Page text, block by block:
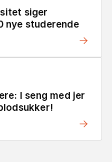
siger
nye studerende
I seng med jer